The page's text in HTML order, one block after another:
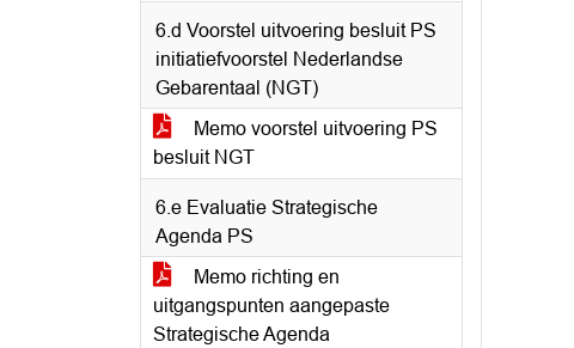
6.d Voorstel uitvoering besluit PS
initiatiefvoorstel Nederlandse
Gebarentaal (NGT)
Memo voorstel uitvoering PS
besluit NGT
6.e Evaluatie Strategische
Agenda PS
Memo richting en
uitgangspunten aangepaste
Strategische Agenda